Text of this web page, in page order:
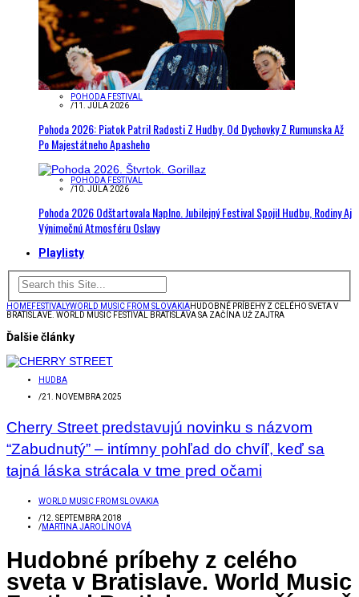
POHODA FESTIVAL
/11. JÚLA 2026
Pohoda 2026: Piatok Patril Radosti Z Hudby. Od Dychovky Z Rumunska Až
Po Majestátneho Apasheho
POHODA FESTIVAL
/10. JÚLA 2026
Pohoda 2026 Odštartovala Naplno. Jubilejný Festival Spojil Hudbu, Rodiny Aj
Výnimočnú Atmosféru Oslavy
Playlisty
HOMEFESTIVALYWORLD MUSIC FROM SLOVAKIAHUDOBNÉ PRÍBEHY Z CELÉHO SVETA V
BRATISLAVE. WORLD MUSIC FESTIVAL BRATISLAVA SA ZAČÍNA UŽ ZAJTRA
Ďalšie články
HUDBA
/21. NOVEMBRA 2025
Cherry Street predstavujú novinku s názvom
“Zabudnutý” – intímny pohľad do chvíľ, keď sa
tajná láska strácala v tme pred očami
WORLD MUSIC FROM SLOVAKIA
/12. SEPTEMBRA 2018
/MARTINA JAROLÍNOVÁ
Hudobné príbehy z celého
sveta v Bratislave. World Music